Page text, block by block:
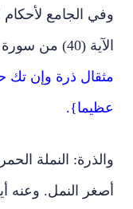
وفي الجامع لأحكام
الآية (40) من سورة النساء في قوله تعالى
مثقال ذرة وإن تك
عظيما}.
والذرة: النملة
أصغر النمل. وعنه